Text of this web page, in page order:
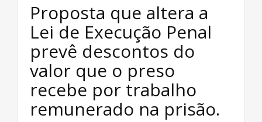
Proposta que altera a
Lei de Execução Penal
prevê descontos do
valor que o preso
recebe por trabalho
remunerado na prisão.